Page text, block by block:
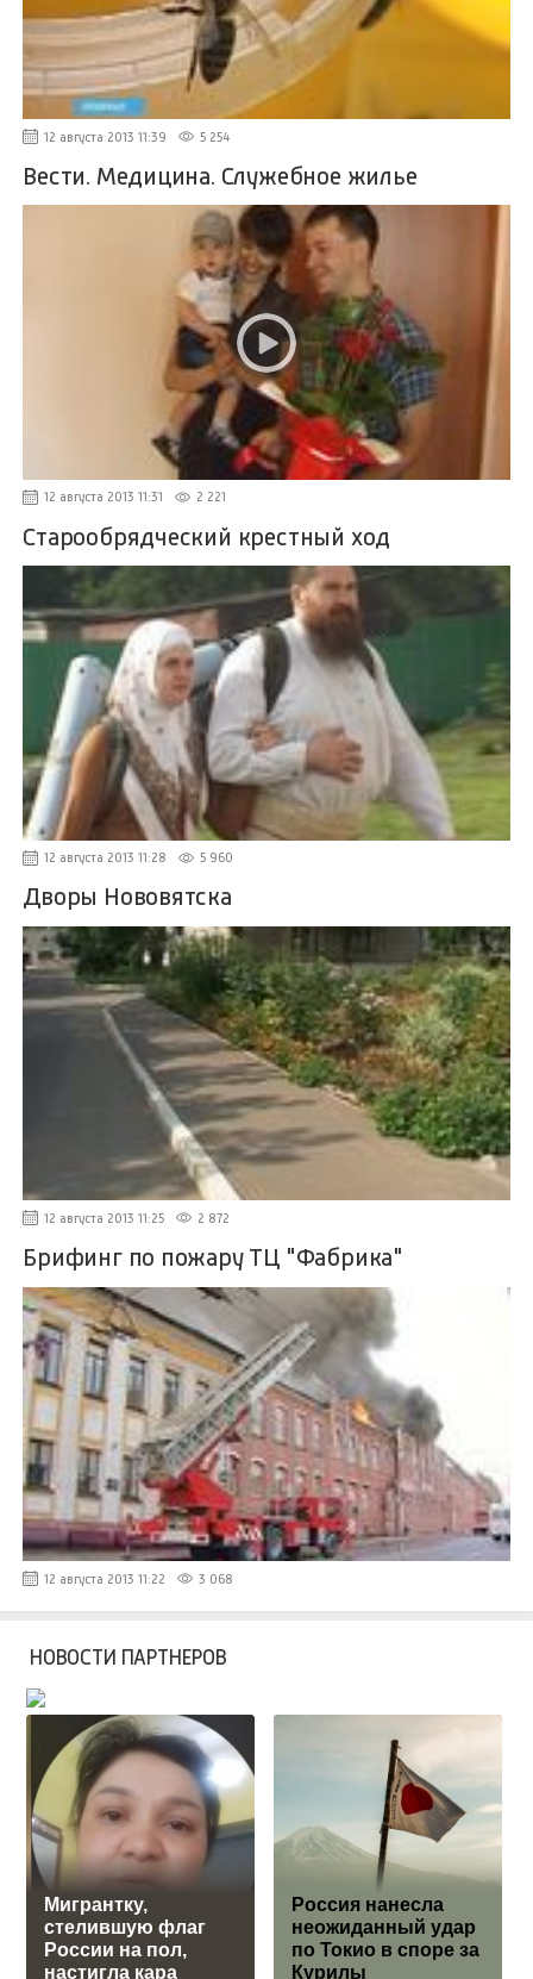
12 августа 2013 11:39 5 254
Вести. Медицина. Служебное жилье
12 августа 2013 11:31 2 221
Старообрядческий крестный ход
12 августа 2013 11:28 5 960
Дворы Нововятска
12 августа 2013 11:25 2 872
Брифинг по пожару ТЦ "Фабрика"
12 августа 2013 11:22 3 068
НОВОСТИ ПАРТНЕРОВ
Мигрантку,
стелившую флаг
России на пол,
настигла кара
Россия нанесла
неожиданный удар
по Токио в споре за
Курилы